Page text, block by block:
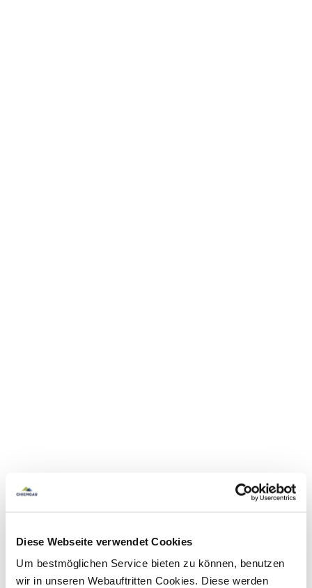
Diese Webseite verwendet Cookies
Um bestmöglichen Service bieten zu können, benutzen
wir in unseren Webauftritten Cookies. Diese werden